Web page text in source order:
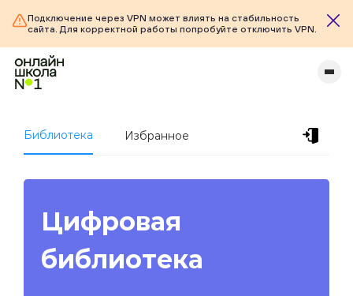
Подключение через VPN может влиять на стабильность
сайта. Для корректной работы попробуйте отключить VPN.
Библиотека Избранное
Цифровая
библиотека